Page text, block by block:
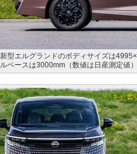
新型エルグランドのボディサイズは
ルベースは3000mm（数値は日産測定値）